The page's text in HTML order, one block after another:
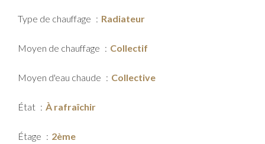
Type de chauffage Radiateur
Moyen de chauffage Collectif
Moyen d'eau chaude Collective
État À rafraîchir
Étage 2ème